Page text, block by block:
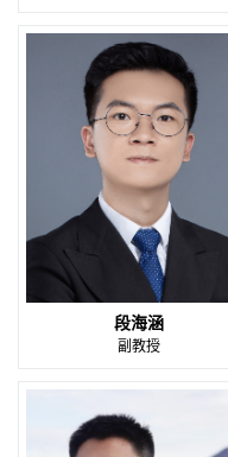
段海涵
副教授